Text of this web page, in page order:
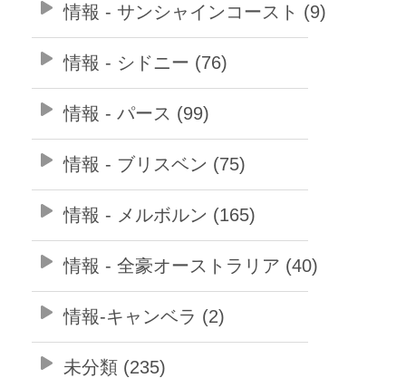
情報 - サンシャインコースト (9)
情報 - シドニー (76)
情報 - パース (99)
情報 - ブリスベン (75)
情報 - メルボルン (165)
情報 - 全豪オーストラリア (40)
情報-キャンベラ (2)
未分類 (235)